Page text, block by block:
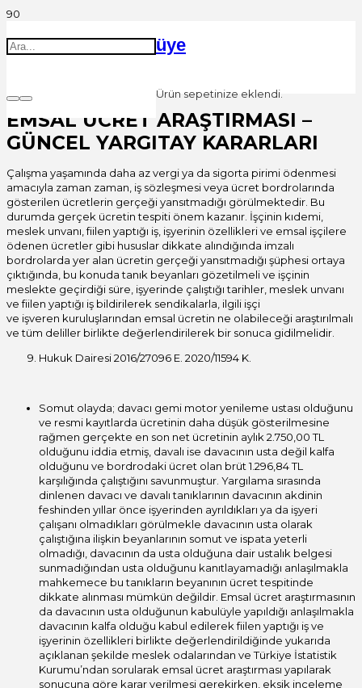
üye
Ürün sepetinize eklendi.
EMSAL ÜCRET ARAŞTIRMASI –
GÜNCEL YARGITAY KARARLARI
Çalışma yaşamında daha az vergi ya da sigorta pirimi ödenmesi
amacıyla zaman zaman, iş sözleşmesi veya ücret bordrolarında
gösterilen ücretlerin gerçeği yansıtmadığı görülmektedir. Bu
durumda gerçek ücretin tespiti önem kazanır. İşçinin kıdemi,
meslek unvanı, fiilen yaptığı iş, işyerinin özellikleri ve emsal işçilere
ödenen ücretler gibi hususlar dikkate alındığında imzalı
bordrolarda yer alan ücretin gerçeği yansıtmadığı şüphesi ortaya
çıktığında, bu konuda tanık beyanları gözetilmeli ve işçinin
meslekte geçirdiği süre, işyerinde çalıştığı tarihler, meslek unvanı
ve fiilen yaptığı iş bildirilerek sendikalarla, ilgili işçi
ve işveren kuruluşlarından emsal ücretin ne olabileceği araştırılmalı
ve tüm deliller birlikte değerlendirilerek bir sonuca gidilmelidir.
Hukuk Dairesi 2016/27096 E. 2020/11594 K.
Somut olayda; davacı gemi motor yenileme ustası olduğunu
ve resmi kayıtlarda ücretinin daha düşük gösterilmesine
rağmen gerçekte en son net ücretinin aylık 2.750,00 TL
olduğunu iddia etmiş, davalı ise davacının usta değil kalfa
olduğunu ve bordrodaki ücret olan brüt 1.296,84 TL
karşılığında çalıştığını savunmuştur. Yargılama sırasında
dinlenen davacı ve davalı tanıklarının davacının akdinin
feshinden yıllar önce işyerinden ayrıldıkları ya da işyeri
çalışanı olmadıkları görülmekle davacının usta olarak
çalıştığına ilişkin beyanlarının somut ve ispata yeterli
olmadığı, davacının da usta olduğuna dair ustalık belgesi
sunmadığından usta olduğunu kanıtlayamadığı anlaşılmakla
mahkemece bu tanıkların beyanının ücret tespitinde
dikkate alınması mümkün değildir. Emsal ücret araştırmasının
da davacının usta olduğunun kabulüyle yapıldığı anlaşılmakla
davacının kalfa olduğu kabul edilerek fiilen yaptığı iş ve
işyerinin özellikleri birlikte değerlendirildiğinde yukarıda
açıklanan şekilde meslek odalarından ve Türkiye İstatistik
Kurumu’ndan sorularak emsal ücret araştırması yapılarak
sonucuna göre karar verilmesi gerekirken, eksik inceleme